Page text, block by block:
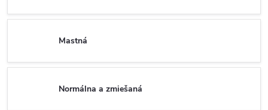
Mastná
Normálna a zmiešaná